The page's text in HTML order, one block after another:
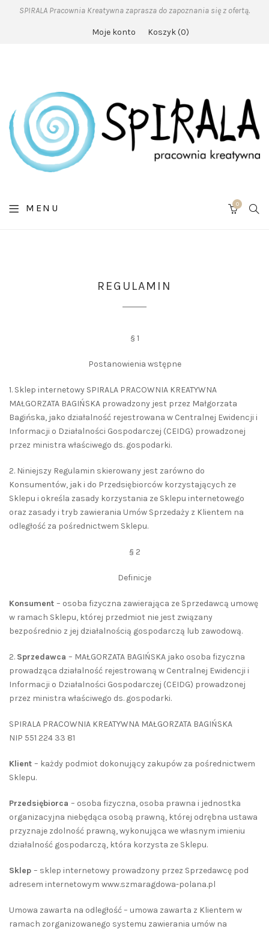
SPIRALA Pracownia Kreatywna zaprasza do zapoznania się z ofertą.
Moje konto Koszyk 0
MENU 0
REGULAMIN
§ 1
Postanowienia wstępne
1. Sklep internetowy SPIRALA PRACOWNIA KREATYWNA
MAŁGORZATA BAGIŃSKA prowadzony jest przez Małgorzata
Bagińska, jako działalność rejestrowana w Centralnej Ewidencji i
Informacji o Działalności Gospodarczej (CEIDG) prowadzonej
przez ministra właściwego ds. gospodarki.
2. Niniejszy Regulamin skierowany jest zarówno do
Konsumentów, jak i do Przedsiębiorców korzystających ze
Sklepu i określa zasady korzystania ze Sklepu internetowego
oraz zasady i tryb zawierania Umów Sprzedaży z Klientem na
odległość za pośrednictwem Sklepu.
§ 2
Definicje
Konsument – osoba fizyczna zawierająca ze Sprzedawcą umowę
w ramach Sklepu, której przedmiot nie jest związany
bezpośrednio z jej działalnością gospodarczą lub zawodową.
2. Sprzedawca – MAŁGORZATA BAGIŃSKA jako osoba fizyczna
prowadząca działalność rejestrowaną w Centralnej Ewidencji i
Informacji o Działalności Gospodarczej (CEIDG) prowadzonej
przez ministra właściwego ds. gospodarki.
SPIRALA PRACOWNIA KREATYWNA MAŁGORZATA BAGIŃSKA
NIP 551 224 33 81
Klient – każdy podmiot dokonujący zakupów za pośrednictwem
Sklepu.
Przedsiębiorca – osoba fizyczna, osoba prawna i jednostka
organizacyjna niebędąca osobą prawną, której odrębna ustawa
przyznaje zdolność prawną, wykonująca we własnym imieniu
działalność gospodarczą, która korzysta ze Sklepu.
Sklep – sklep internetowy prowadzony przez Sprzedawcę pod
adresem internetowym www.szmaragdowa-polana.pl
Umowa zawarta na odległość – umowa zawarta z Klientem w
ramach zorganizowanego systemu zawierania umów na